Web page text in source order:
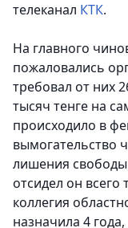
телеканал КТК.
На главного
пожаловались
требовал от них
тысяч тенге на
происходило в
вымогательство
лишения
отсидел он
коллегия
назначила 4